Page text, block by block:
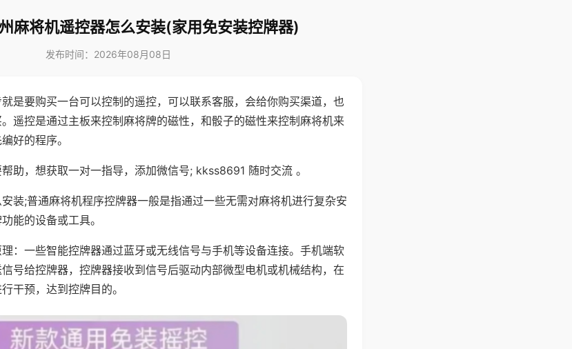
麻将机遥控器怎么安装(家用免安装控牌器)
发布时间：2026年08月08日
是要购买一台可以控制的遥控，可以联系客服，会给你购买渠道，也
遥控是通过主板来控制麻将牌的磁性，和骰子的磁性来控制麻将机来
好的程序。
助，想获取一对一指导，添加微信号; kkss8691 随时交流 。
装;普通麻将机程序控牌器一般是指通过一些无需对麻将机进行复杂安
能的设备或工具。
：一些智能控牌器通过蓝牙或无线信号与手机等设备连接。手机端软
号给控牌器，控牌器接收到信号后驱动内部微型电机或机械结构，在
干预，达到控牌目的。